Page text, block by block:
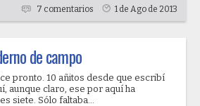
7 comentarios 1 de Ago de 2013
de campo
pronto. 10 añitos desde que escribí
aunque claro, ese por aquí ha
siete. Sólo faltaba...